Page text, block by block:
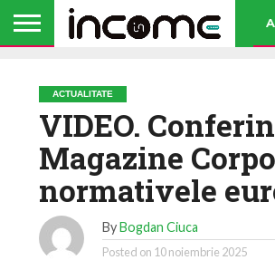
ACTUALITATE
VIDEO.
Magazine
normativele
ByBogdan Ciuca
Posted on 10 noiembrie 2025